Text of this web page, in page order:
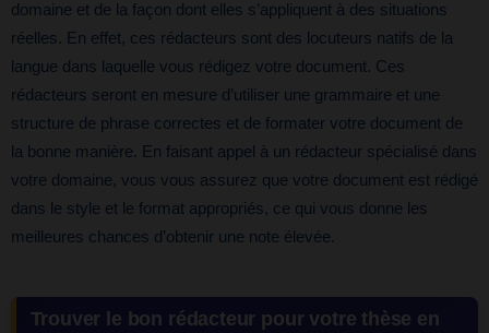
domaine et de la façon dont elles s’appliquent à des situations
réelles. En effet, ces rédacteurs sont des locuteurs natifs de la
langue dans laquelle vous rédigez votre document. Ces
rédacteurs seront en mesure d’utiliser une grammaire et une
structure de phrase correctes et de formater votre document de
la bonne manière. En faisant appel à un rédacteur spécialisé dans
votre domaine, vous vous assurez que votre document est rédigé
dans le style et le format appropriés, ce qui vous donne les
meilleures chances d’obtenir une note élevée.
Trouver le bon rédacteur pour votre thèse en